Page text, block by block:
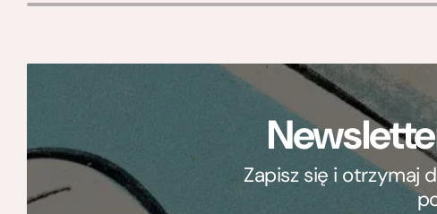
Zapisz się i otrzymaj